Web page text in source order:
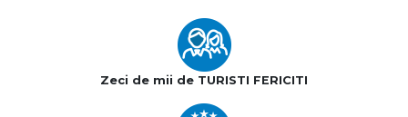
Zeci de mii de TURISTI FERICITI